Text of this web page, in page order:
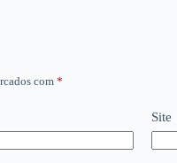
com *
Site